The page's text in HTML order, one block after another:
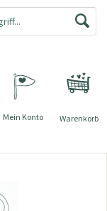
Warenkorb
Mein Konto